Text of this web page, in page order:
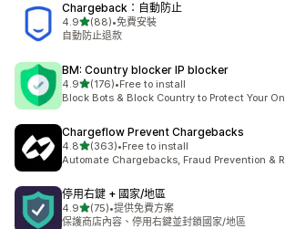
Chargeback：自動防止
4.9滿分 5 顆星
(88)
共有 88 則評價
•免費安裝
自動防止退款
BM: Country blocker IP blocker
4.9滿分 5 顆星
(176)
共有 176 則評價
•Free to install
Block Bots & Block Country to Protect Your
Chargeflow Prevent Chargebacks
4.8滿分 5 顆星
(363)
共有 363 則評價
•Free to install
Automate Chargebacks, Fraud Prevention &
停用右鍵 + 國家/地區
4.9滿分 5 顆星
(75)
共有 75 則評價
•提供免費方案
保護商店內容、停用右鍵並封鎖國家/地區